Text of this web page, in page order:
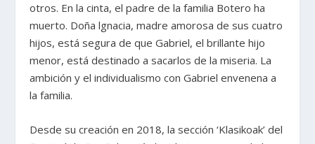
otros. En la cinta, el padre de la familia Botero ha
muerto. Doña lgnacia, madre amorosa de sus cuatro
hijos, está segura de que Gabriel, el brillante hijo
menor, está destinado a sacarlos de la miseria. La
ambición y el individualismo con Gabriel envenena a
la familia.
Desde su creación en 2018, la sección ‘Klasikoak’ del